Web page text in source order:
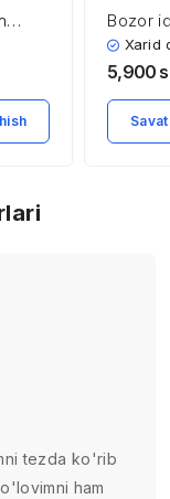
Bozor
tartibga
Xarid
5,900
tezda ko'rib
ham